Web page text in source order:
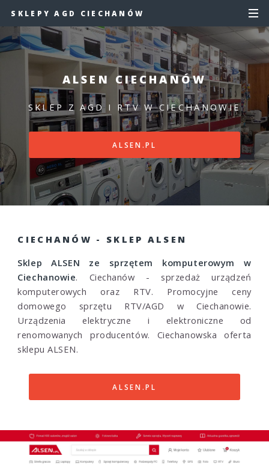
SKLEPY AGD CIECHANÓW
ALSEN CIECHANÓW
SKLEP Z AGD I RTV W CIECHANOWIE
ALSEN.PL
CIECHANÓW - SKLEP ALSEN
Sklep ALSEN ze sprzętem komputerowym w
Ciechanowie. Ciechanów - sprzedaż urządzeń
komputerowych oraz RTV. Promocyjne ceny
domowego sprzętu RTV/AGD w Ciechanowie.
Urządzenia elektryczne i elektroniczne od
renomowanych producentów. Ciechanowska oferta
sklepu ALSEN.
ALSEN.PL